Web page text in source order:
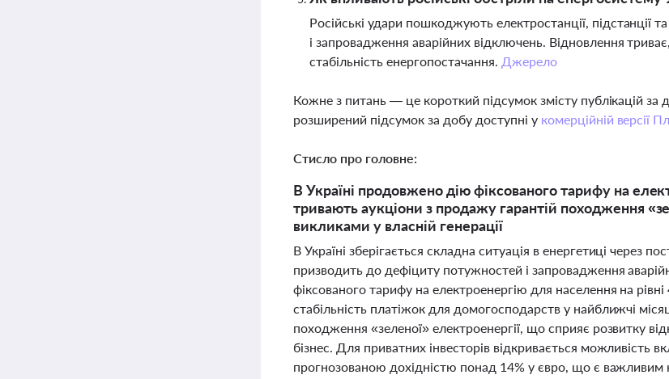
Російські удари пошкоджують електростанції, підстанції
і запровадження аварійних відключень. Відновлення
стабільність енергопостачання. Джерело
Кожне з питань — це короткий підсумок змісту публікацій
розширений підсумок за добу доступні у комерційній версії
Стисло про головне:
В Україні продовжено дію фіксованого тарифу на
тривають аукціони з продажу гарантій походження
викликами у власній генерації
В Україні зберігається складна ситуація в енергетиці через
призводить до дефіциту потужностей і запровадження
фіксованого тарифу на електроенергію для населення на
стабільність платіжок для домогосподарств у найближчі
походження «зеленої» електроенергії, що сприяє розвитку
бізнес. Для приватних інвесторів відкривається можливість
прогнозованою дохідністю понад 14% у євро, що є